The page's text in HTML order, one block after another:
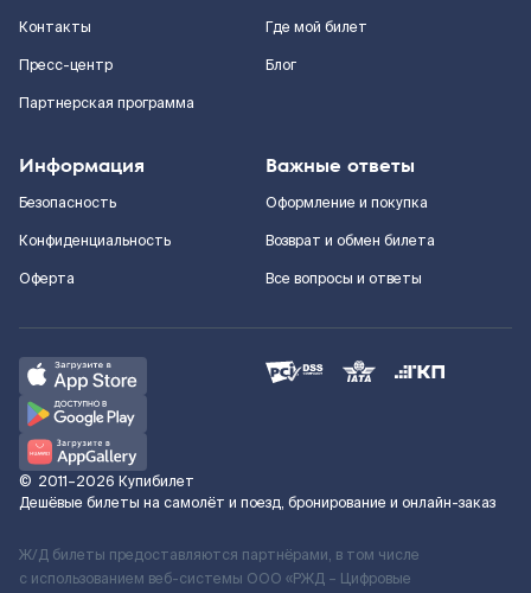
Контакты
Пресс-центр
Партнерская программа
Где мой билет
Блог
Информация
Безопасность
Конфиденциальность
Оферта
Важные ответы
Оформление и покупка
Возврат и обмен билета
Все вопросы и ответы
© 2011–2026 Купибилет
Дешёвые билеты на самолёт и поезд, бронирование и онлайн-заказ
Ж/Д билеты предоставляются партнёрами, в том числе
с использованием веб-системы ООО «РЖД – Цифровые